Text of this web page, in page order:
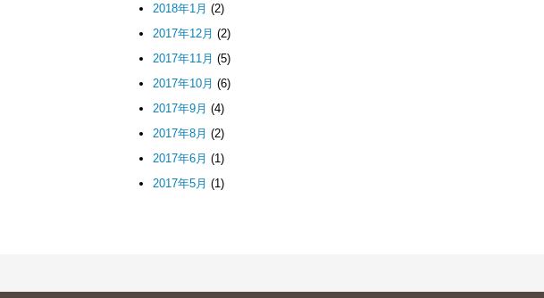
2018年1月 (2)
2017年12月 (2)
2017年11月 (5)
2017年10月 (6)
2017年9月 (4)
2017年8月 (2)
2017年6月 (1)
2017年5月 (1)